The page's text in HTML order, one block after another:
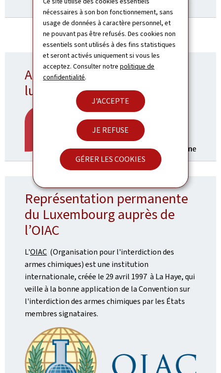
nécessaires à son bon fonctionnement, sans
usage de données à caractère personnel, et
ne pouvant pas être refusés. Des cookies non
essentiels sont utilisés à des fins statistiques
et seront activés uniquement si vous les
acceptez. Consulter notrepolitique de
confidentialité.
J'ACCEPTE
JE REFUSE
GÉRER LES COOKIES
Apprendre la langue
luxembourgeoise
Représentation permanente
du Luxembourg auprès de
l’OIAC
L'OIAC (Organisation pour l'interdiction des
armes chimiques) est une institution
internationale, créée le 29 avril 1997 à La Haye, qui
veille à la bonne application de la Convention sur
l'interdiction des armes chimiques par les États
membres signataires.